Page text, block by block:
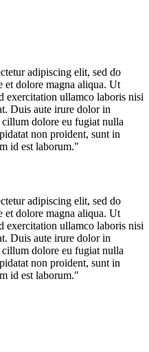
adipiscing elit, sed do
et dolore magna aliqua. Ut
exercitation ullamco laboris nisi
Duis aute irure dolor in
dolore eu fugiat nulla
non proident, sunt in
id est laborum."
adipiscing elit, sed do
et dolore magna aliqua. Ut
exercitation ullamco laboris nisi
Duis aute irure dolor in
dolore eu fugiat nulla
non proident, sunt in
id est laborum."